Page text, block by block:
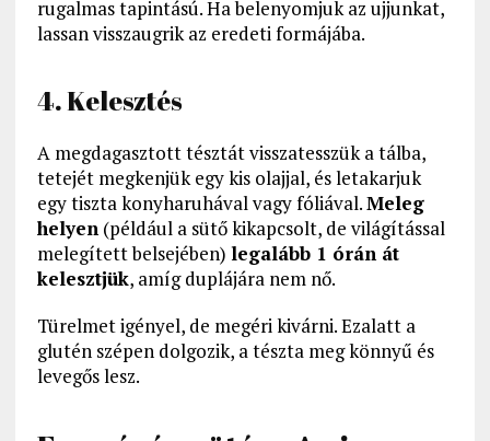
rugalmas tapintású. Ha belenyomjuk az ujjunkat,
lassan visszaugrik az eredeti formájába.
4. Kelesztés
A megdagasztott tésztát visszatesszük a tálba,
tetejét megkenjük egy kis olajjal, és letakarjuk
egy tiszta konyharuhával vagy fóliával.Meleg
helyen(például a sütő kikapcsolt, de világítással
melegített belsejében) legalább 1 órán át
kelesztjük, amíg duplájára nem nő.
Türelmet igényel, de megéri kivárni. Ezalatt a
glutén szépen dolgozik, a tészta meg könnyű és
levegős lesz.